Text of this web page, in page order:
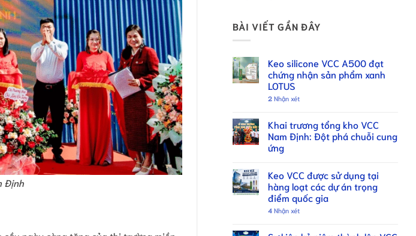
Định
BÀI VIẾT GẦN ĐÂY
Keo silicone VCC A500 đạt
chứng nhận sản phẩm xanh
LOTUS
2 Nhận xét
Khai trương tổng kho VCC
Nam Định: Đột phá chuỗi cung
ứng
Keo VCC được sử dụng tại
hàng loạt các dự án trọng
điểm quốc gia
4 Nhận xét